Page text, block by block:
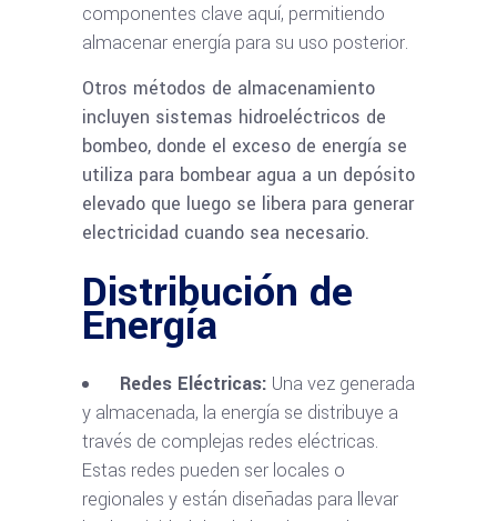
componentes clave aquí, permitiendo
almacenar energía para su uso posterior.
Otros métodos de almacenamiento
incluyen sistemas hidroeléctricos de
bombeo, donde el exceso de energía se
utiliza para bombear agua a un depósito
elevado que luego se libera para generar
electricidad cuando sea necesario.
Distribución de
Energía
Redes Eléctricas: Una vez generada
y almacenada, la energía se distribuye a
través de complejas redes eléctricas.
Estas redes pueden ser locales o
regionales y están diseñadas para llevar